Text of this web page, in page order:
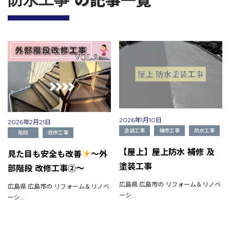
2026年2月21日
階段 改修工事
見た目も安全も改善
～外
部階段 改修工事②～
広島県 広島市の リフォーム＆リノベ
ーシ...
2026年1月10日
塗装工事 補修工事 防水工事
【屋上】屋上防水 補修 及
塗装工事
広島県 広島市の リフォーム＆リノベ
ーシ...